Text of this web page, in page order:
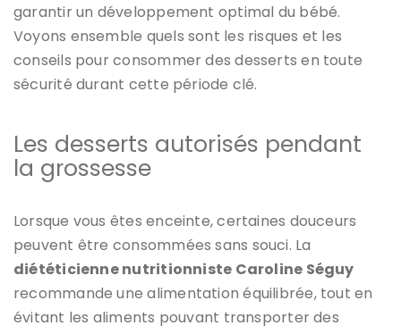
garantir un développement optimal du bébé.
Voyons ensemble quels sont les risques et les
conseils pour consommer des desserts en toute
sécurité durant cette période clé.
Les desserts autorisés pendant
la grossesse
Lorsque vous êtes enceinte, certaines douceurs
peuvent être consommées sans souci. La
diététicienne nutritionniste Caroline Séguy
recommande une alimentation équilibrée, tout en
évitant les aliments pouvant transporter des